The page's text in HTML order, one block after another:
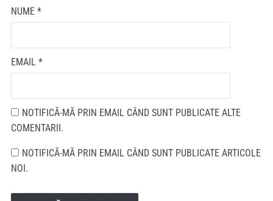
NUME *
EMAIL *
NOTIFICĂ-MĂ PRIN EMAIL CÂND SUNT PUBLICATE ALTE
COMENTARII.
NOTIFICĂ-MĂ PRIN EMAIL CÂND SUNT PUBLICATE ARTICOLE
NOI.